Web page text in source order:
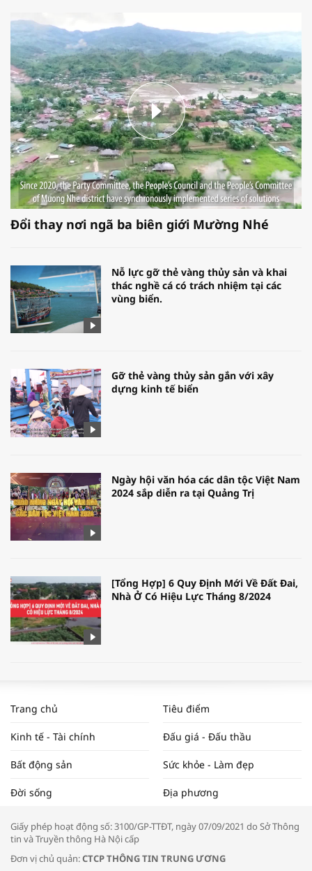
Đổi thay nơi ngã ba biên giới Mường Nhé
Nỗ lực gỡ thẻ vàng thủy sản và khai
thác nghề cá có trách nhiệm tại các
vùng biển.
Gỡ thẻ vàng thủy sản gắn với xây
dựng kinh tế biển
Ngày hội văn hóa các dân tộc Việt Nam
2024 sắp diễn ra tại Quảng Trị
[Tổng Hợp] 6 Quy Định Mới Về Đất Đai,
Nhà Ở Có Hiệu Lực Tháng 8/2024
NAM NĂM 2024 VÀ NĂM 2025 | NHỊP
ĐẬP THỊ TRƯỜNG #62
Tọa đàm “Xúc tiến thương mại: Khơi
Trang chủ Tiêu điểm
Kinh tế - Tài chính Đấu giá - Đấu thầu
Bất động sản Sức khỏe - Làm đẹp
Đời sống Địa phương
Giấy phép hoạt động số: 3100/GP-TTĐT, ngày 07/09/2021 do Sở Thông
tin và Truyền thông Hà Nội cấp
Đơn vị chủ quản:CTCP THÔNG TIN TRUNG ƯƠNG